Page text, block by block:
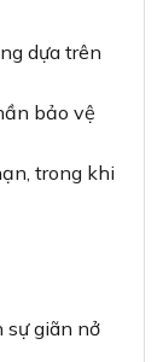
dựa trên
bảo vệ
trong khi
sự giãn nở